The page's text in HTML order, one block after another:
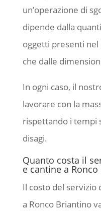
un’operazione di
dipende dalla
oggetti presenti nel
che dalle
In ogni caso, il
lavorare con la
rispettando i tempi
disagi.
Quanto costa il
e cantine a
Il costo del servizio
a Ronco Briantino